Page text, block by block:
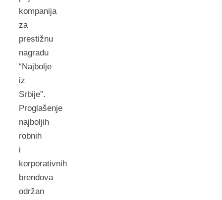
kompanija
za
prestižnu
nagradu
“Najbolje
iz
Srbije”.
Proglašenje
najboljih
robnih
i
korporativnih
brendova
održan